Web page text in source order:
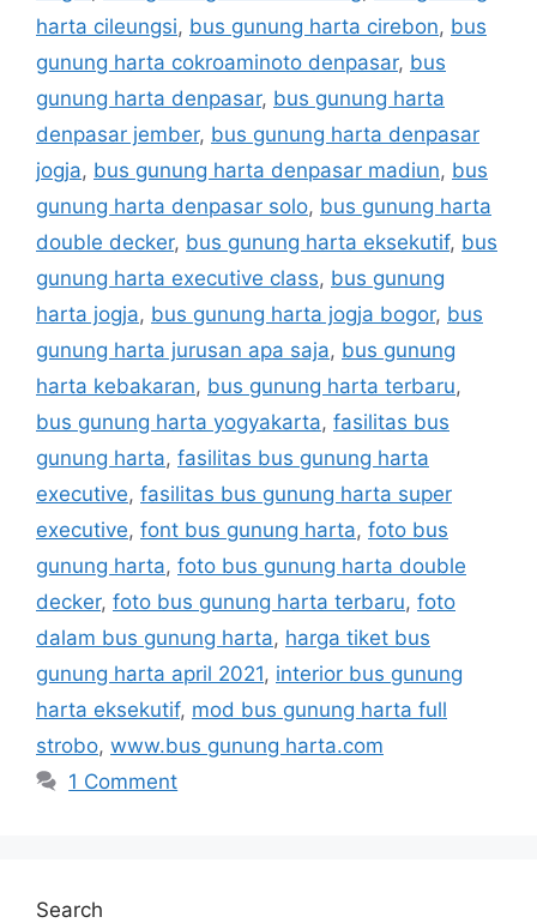
harta cileungsi, bus gunung harta cirebon, bus
gunung harta cokroaminoto denpasar, bus
gunung harta denpasar, bus gunung harta
denpasar jember, bus gunung harta denpasar
jogja, bus gunung harta denpasar madiun, bus
gunung harta denpasar solo, bus gunung harta
double decker, bus gunung harta eksekutif, bus
gunung harta executive class, bus gunung
harta jogja, bus gunung harta jogja bogor, bus
gunung harta jurusan apa saja, bus gunung
harta kebakaran, bus gunung harta terbaru,
bus gunung harta yogyakarta, fasilitas bus
gunung harta, fasilitas bus gunung harta
executive, fasilitas bus gunung harta super
executive, font bus gunung harta, foto bus
gunung harta, foto bus gunung harta double
decker, foto bus gunung harta terbaru, foto
dalam bus gunung harta, harga tiket bus
gunung harta april 2021, interior bus gunung
harta eksekutif, mod bus gunung harta full
strobo, www.bus gunung harta.com
1 Comment
Search